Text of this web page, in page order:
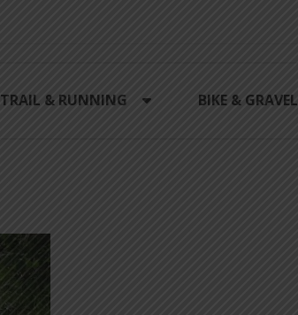
TRAIL & RUNNING BIKE & GRAVEL